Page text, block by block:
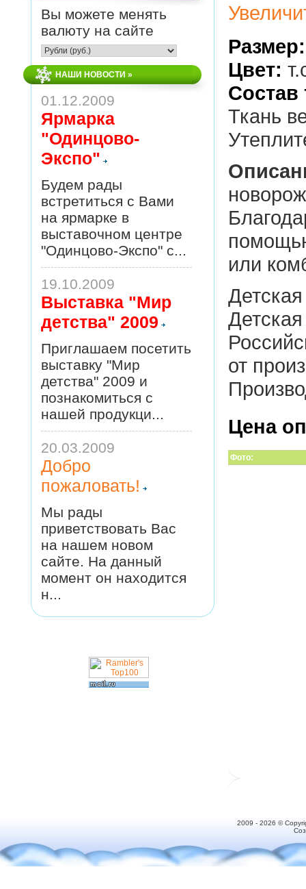
Вы можете менять
валюту на сайте
НАШИ НОВОСТИ »
01.12.2009
Ярмарка
"Одинцово-
Экспо"
Будем рады
встретиться с Вами
на ярмарке в
выставочном центре
"Одинцово-Экспо" с...
19.10.2009
Выставка "Мир
детства" 2009
Приглашаем посетить
выставку "Мир
детства" 2009 и
познакомиться с
нашей продукци...
20.03.2009
Добро
пожаловать!
Мы рады
приветствовать Вас
на нашем новом
сайте. На данный
момент он находится
н...
Размер:
Цвет:
Состав
Ткань
или
от
Цена
Фото:
2009 - 2026 ©